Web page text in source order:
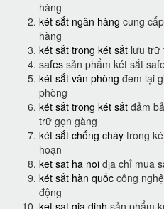
hàng
két sắt ngân hàng cung
hàng
két sắt trong két sắt lưu trữ
safes sản phẩm két sắt
két sắt văn phòng đem lại
phòng
két sắt trong két sắt đảm
trữ gọn gàng
két sắt chống cháy trong
hoạn
ket sat ha noi địa chỉ mua
két sắt hàn quốc công
động
ket sat gia dinh sản phẩm